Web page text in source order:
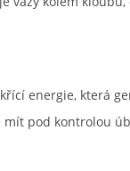
energie, která
pod kontrolou